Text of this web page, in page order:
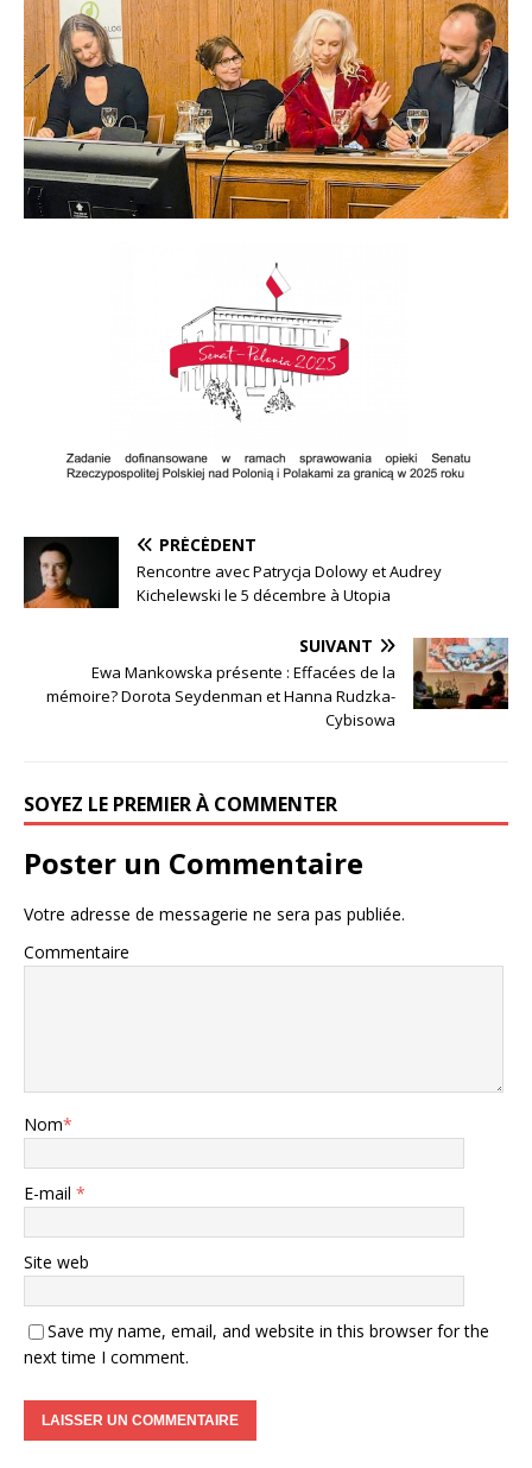
PRÉCÉDENT
Rencontre avec Patrycja Dolowy et Audrey
Kichelewski le 5 décembre à Utopia
SUIVANT
Ewa Mankowska présente : Effacées de la
mémoire? Dorota Seydenman et Hanna Rudzka-
Cybisowa
SOYEZ LE PREMIER À COMMENTER
Poster un Commentaire
Votre adresse de messagerie ne sera pas publiée.
Commentaire
Nom*
E-mail *
Site web
Save my name, email, and website in this browser for the
next time I comment.